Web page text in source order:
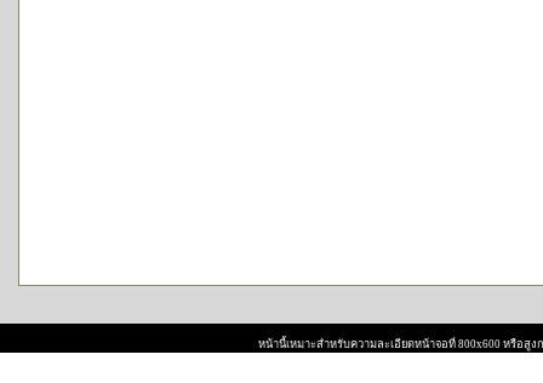
หน้านี้เหมาะสำหรับความละเอียดหน้าจอที่ 800x600 หรือสู